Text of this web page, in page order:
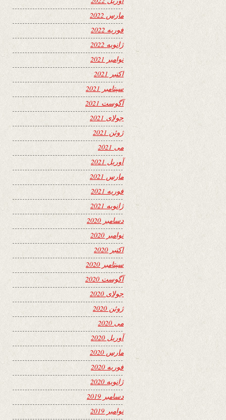
مارس 2022
فوریه 2022
ژانویه 2022
نوامبر 2021
اکتبر 2021
سپتامبر 2021
آگوست 2021
جولای 2021
ژوئن 2021
می 2021
آوریل 2021
مارس 2021
فوریه 2021
ژانویه 2021
دسامبر 2020
نوامبر 2020
اکتبر 2020
سپتامبر 2020
آگوست 2020
جولای 2020
ژوئن 2020
می 2020
آوریل 2020
مارس 2020
فوریه 2020
ژانویه 2020
دسامبر 2019
نوامبر 2019